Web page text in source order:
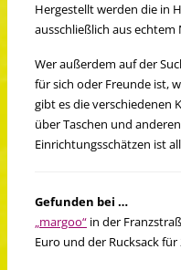
Hergestellt werden die in
ausschließlich aus
Wer außerdem auf der
für sich oder Freunde ist,
gibt es die verschiedenen
über Taschen und
Einrichtungsschätzen ist
Gefunden bei …
„margoo“ in der
Euro und der Rucksack